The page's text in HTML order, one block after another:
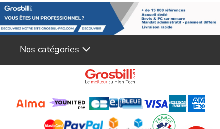
Tensions de sortie DC :
+3.3V / +5V / +12V / -12V /
+5Vsb
Courant maximal :
30A / 25A / 100A / 0.3A / 3A
Puissance combinée :
1200W
Carte mère 24/20 broches x1
CPU 4+4 broches x2
PCI-E 16 broches x1
Nos catégories